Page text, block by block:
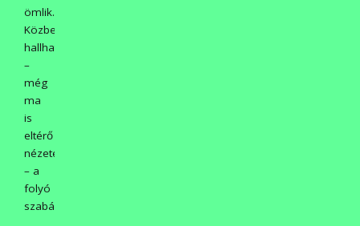
ömlik.
Közben
hallhattak
–
még
ma
is
eltérő
nézeteket
– a
folyó
szabályozásáról.